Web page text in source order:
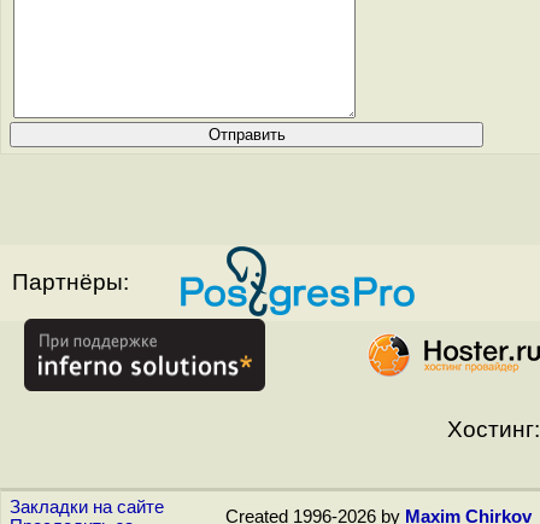
Партнёры:
Хостинг:
Закладки на сайте
Created 1996-2026 by Maxim Chirkov